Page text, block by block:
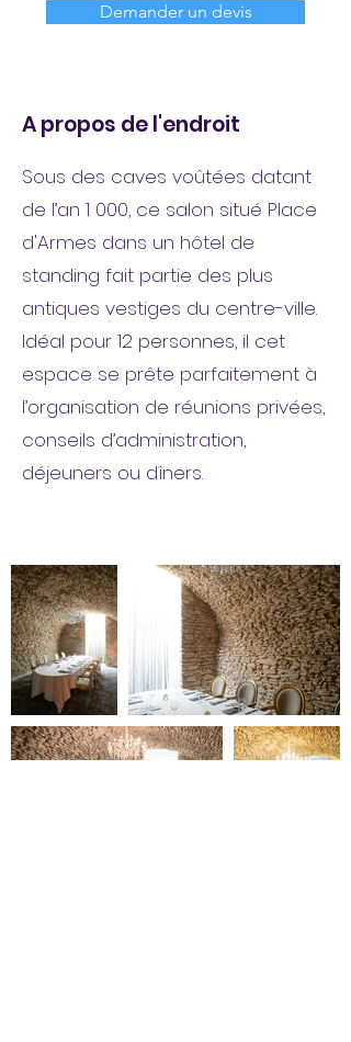
Demander un devis
A propos de l'endroit
Sous des caves voûtées datant
de l’an 1 000, ce salon situé Place
d'Armes dans un hôtel de
standing fait partie des plus
antiques vestiges du centre-ville.
Idéal pour 12 personnes, il cet
espace se prête parfaitement à
l’organisation de réunions privées,
conseils d’administration,
déjeuners ou dîners.